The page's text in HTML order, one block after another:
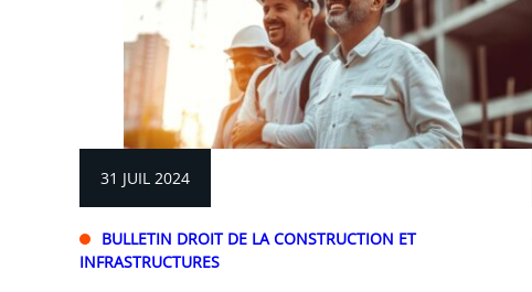
31 JUIL 2024
BULLETIN DROIT DE LA CONSTRUCTION ET
INFRASTRUCTURES